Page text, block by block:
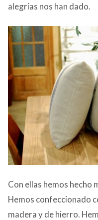
alegrías nos han dado.
Con ellas hemos hecho
Hemos confeccionado
madera y de hierro.